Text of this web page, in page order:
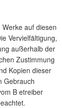
auf diesen
Vervielfältigung,
außerhalb der
Zustimmung
Kopien dieser
Gebrauch
B etreiber